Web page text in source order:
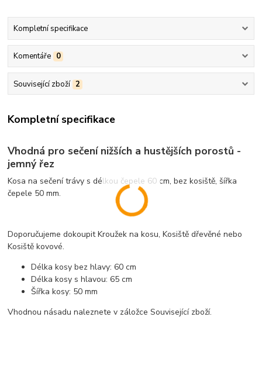
Kompletní specifikace
Komentáře 0
Související zboží 2
Kompletní specifikace
Vhodná pro sečení nižších a hustějších porostů -
jemný řez
Kosa na sečení trávy s délkou čepele 60 cm, bez kosiště, šířka
čepele 50 mm.
Doporučujeme dokoupit Kroužek na kosu, Kosiště dřevěné nebo
Kosiště kovové.
Délka kosy bez hlavy: 60 cm
Délka kosy s hlavou: 65 cm
Šířka kosy: 50 mm
Vhodnou násadu naleznete v záložce Související zboží.